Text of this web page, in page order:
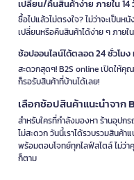
เปลี่ยน/คืนสินค้าง่าย ภายใน 14
ซื้อไปแล้วไม่ตรงใจ? ไม่ว่าจะเป็
เปลี่ยนหรือคืนสินค้าได้ง่าย ๆ ภายใ
ช้อปออนไลน์ได้ตลอด 24 ชั่วโมง
สะดวกสุดๆ! B2S online เปิดให้
ก็รอรับสินค้าที่บ้านได้เลย!
เลือกช้อปสินค้าแนะนำจาก
สำหรับใครที่กำลังมองหา ร้านอุปก
ไม่สะดวก วันนี้เราได้รวบรวมสินค้
พร้อมตอบโจทย์ทุกไลฟ์สไตล์ ไม่ว่
ก็ตาม